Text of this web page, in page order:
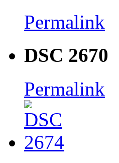
Permalink
DSC 2670
Permalink